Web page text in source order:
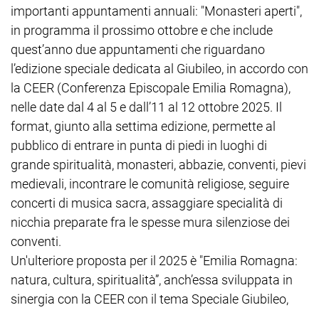
importanti appuntamenti annuali: "Monasteri aperti",
in programma il prossimo ottobre e che include
quest’anno due appuntamenti che riguardano
l’edizione speciale dedicata al Giubileo, in accordo con
la CEER (Conferenza Episcopale Emilia Romagna),
nelle date dal 4 al 5 e dall’11 al 12 ottobre 2025. Il
format, giunto alla settima edizione, permette al
pubblico di entrare in punta di piedi in luoghi di
grande spiritualità, monasteri, abbazie, conventi, pievi
medievali, incontrare le comunità religiose, seguire
concerti di musica sacra, assaggiare specialità di
nicchia preparate fra le spesse mura silenziose dei
conventi.
Un'ulteriore proposta per il 2025 è "Emilia Romagna:
natura, cultura, spiritualità”, anch’essa sviluppata in
sinergia con la CEER con il tema Speciale Giubileo,